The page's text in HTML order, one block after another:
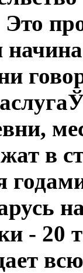
Это
в
- 20